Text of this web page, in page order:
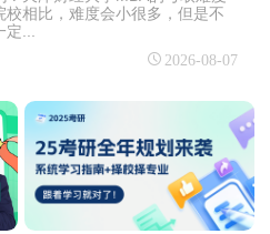
相比，难度会小很多，但是不
...
2026-08-07